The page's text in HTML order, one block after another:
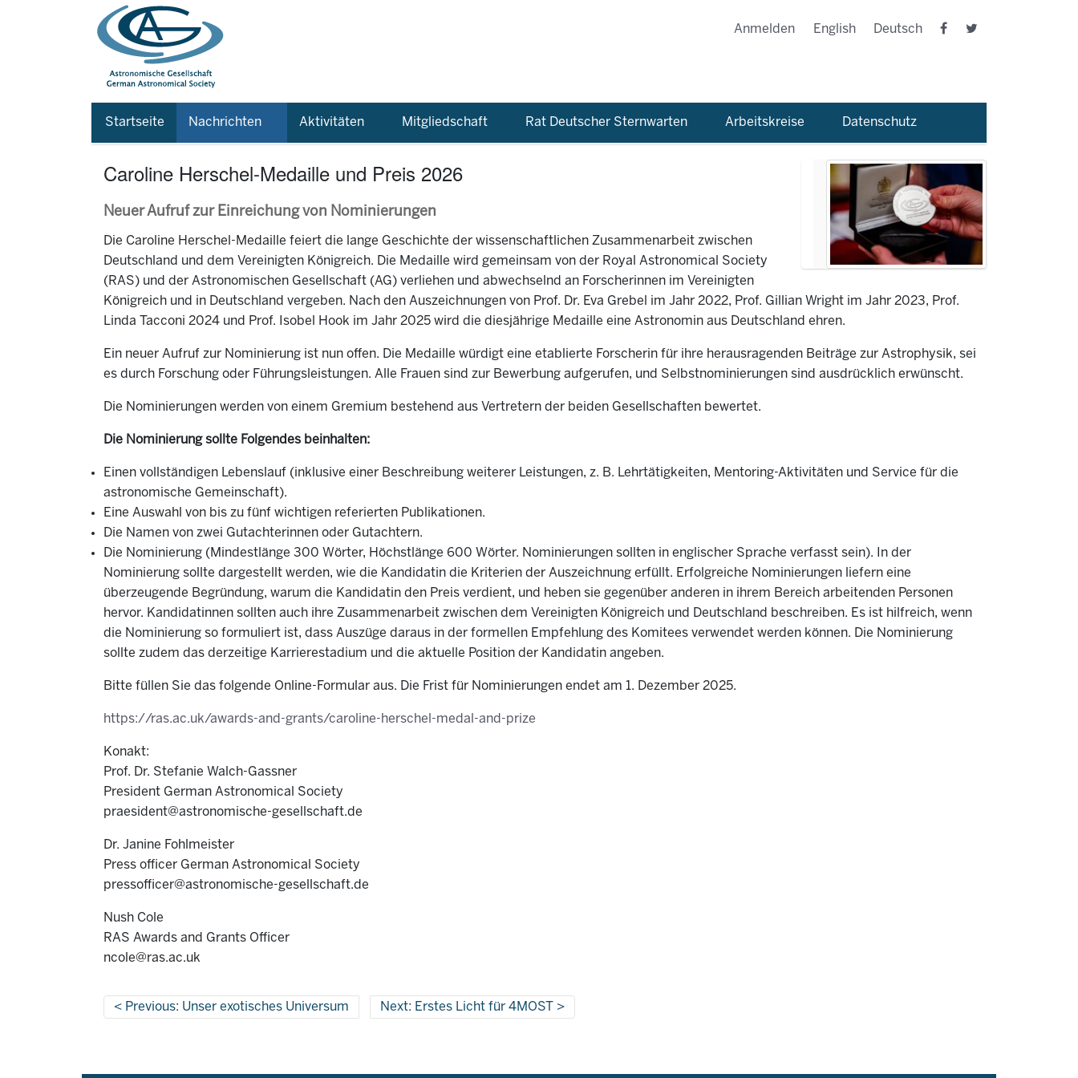
Anmelden English Deutsch
Startseite Nachrichten Aktivitäten Mitgliedschaft Rat Deutscher Sternwarten Arbeitskreise Datenschutz
Caroline Herschel-Medaille und Preis 2026
Neuer Aufruf zur Einreichung von Nominierungen
Die Caroline Herschel-Medaille feiert die lange Geschichte der wissenschaftlichen Zusammenarbeit zwischen
Deutschland und dem Vereinigten Königreich. Die Medaille wird gemeinsam von der Royal Astronomical Society
(RAS) und der Astronomischen Gesellschaft (AG) verliehen und abwechselnd an Forscherinnen im Vereinigten
Königreich und in Deutschland vergeben. Nach den Auszeichnungen von Prof. Dr. Eva Grebel im Jahr 2022, Prof. Gillian Wright im Jahr 2023, Prof.
Linda Tacconi 2024 und Prof. Isobel Hook im Jahr 2025 wird die diesjährige Medaille eine Astronomin aus Deutschland ehren.
Ein neuer Aufruf zur Nominierung ist nun offen. Die Medaille würdigt eine etablierte Forscherin für ihre herausragenden Beiträge zur Astrophysik, sei
es durch Forschung oder Führungsleistungen. Alle Frauen sind zur Bewerbung aufgerufen, und Selbstnominierungen sind ausdrücklich erwünscht.
Die Nominierungen werden von einem Gremium bestehend aus Vertretern der beiden Gesellschaften bewertet.
Die Nominierung sollte Folgendes beinhalten:
Einen vollständigen Lebenslauf (inklusive einer Beschreibung weiterer Leistungen, z. B. Lehrtätigkeiten, Mentoring-Aktivitäten und Service für die
astronomische Gemeinschaft).
Eine Auswahl von bis zu fünf wichtigen referierten Publikationen.
Die Namen von zwei Gutachterinnen oder Gutachtern.
Die Nominierung (Mindestlänge 300 Wörter, Höchstlänge 600 Wörter. Nominierungen sollten in englischer Sprache verfasst sein). In der
Nominierung sollte dargestellt werden, wie die Kandidatin die Kriterien der Auszeichnung erfüllt. Erfolgreiche Nominierungen liefern eine
überzeugende Begründung, warum die Kandidatin den Preis verdient, und heben sie gegenüber anderen in ihrem Bereich arbeitenden Personen
hervor. Kandidatinnen sollten auch ihre Zusammenarbeit zwischen dem Vereinigten Königreich und Deutschland beschreiben. Es ist hilfreich, wenn
die Nominierung so formuliert ist, dass Auszüge daraus in der formellen Empfehlung des Komitees verwendet werden können. Die Nominierung
sollte zudem das derzeitige Karrierestadium und die aktuelle Position der Kandidatin angeben.
Bitte füllen Sie das folgende Online-Formular aus. Die Frist für Nominierungen endet am 1. Dezember 2025.
https://ras.ac.uk/awards-and-grants/caroline-herschel-medal-and-prize
Konakt:
Prof. Dr. Stefanie Walch-Gassner
President German Astronomical Society
praesident@astronomische-gesellschaft.de
Dr. Janine Fohlmeister
Press officer German Astronomical Society
pressofficer@astronomische-gesellschaft.de
Nush Cole
RAS Awards and Grants Officer
ncole@ras.ac.uk
Previous: Unser exotisches Universum Next: Erstes Licht für 4MOST